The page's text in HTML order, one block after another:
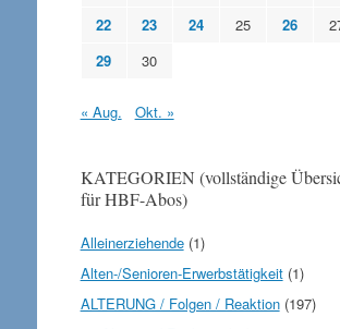
22
23 24 25 26
29
30
« Aug. Okt. »
KATEGORIEN (vollständige
für HBF-Abos)
Alleinerziehende(1)
Alten-/Senioren-Erwerbstätigkeit(1)
ALTERUNG / Folgen / Reaktion(197)